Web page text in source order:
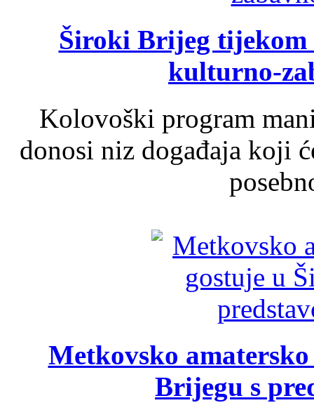
Široki Brijeg tijekom
kulturno-
Kolovoški program
donosi niz događaja koji
Metkovsko
Brijegu s